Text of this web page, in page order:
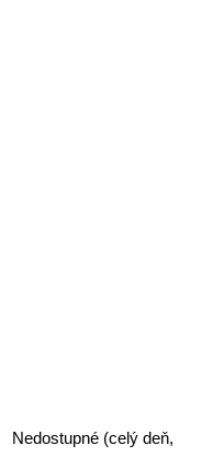
Nedostupné (celý deň,